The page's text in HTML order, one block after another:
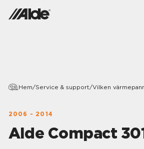
Hem/Service & support/Vilken
2006 - 2014
Alde Compact